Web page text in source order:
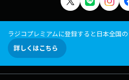
ラジコプレミアムに登録すると日本全国
詳しくはこちら